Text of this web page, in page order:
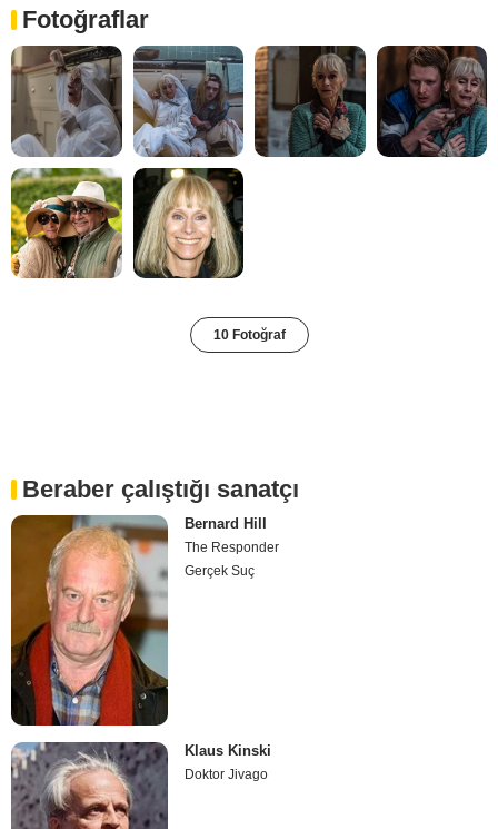
Fotoğraflar
10 Fotoğraf
Beraber çalıştığı sanatçı
Bernard Hill
The Responder
Gerçek Suç
Klaus Kinski
Doktor Jivago